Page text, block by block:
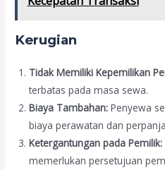
Kerugian
Tidak Memiliki Kepemilikan
terbatas pada masa sewa.
Biaya Tambahan: Penyewa
biaya perawatan dan
Ketergantungan pada Pemilik:
memerlukan persetujuan